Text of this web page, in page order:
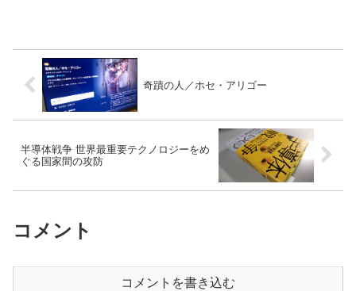
奇蹟の人／ホセ・アリゴー
半導体戦争 世界最重要テクノロジーをめ
ぐる国家間の攻防
コメント
コメントを書き込む